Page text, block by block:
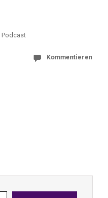
Podcast
Kommentieren